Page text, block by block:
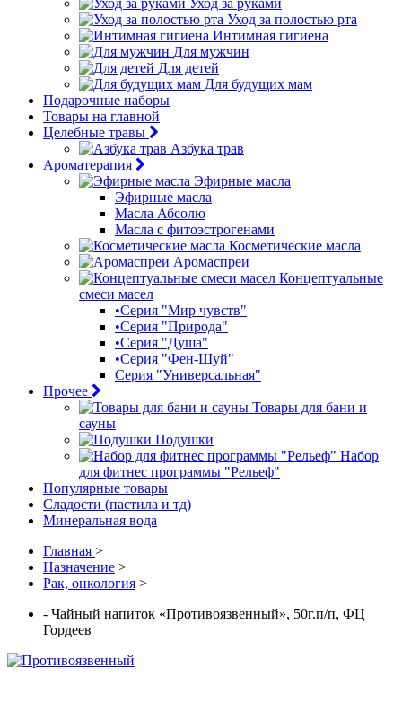
Уход за руками
Уход за полостью рта
Интимная гигиена
Для мужчин
Для детей
Для будущих мам
Подарочные наборы
Товары на главной
Целебные травы
Азбука трав
Ароматерапия
Эфирные масла
Эфирные масла
Масла Абсолю
Масла с фитоэстрогенами
Косметические масла
Аромаспреи
Концептуальные
смеси масел
•Серия "Мир чувств"
•Серия "Природа"
•Серия "Душа"
•Серия "Фен-Шуй"
Серия "Универсальная"
Прочее
Товары для бани и
сауны
Подушки
Набор
для фитнес программы "Рельеф"
Популярные товары
Сладости (пастила и тд)
Минеральная вода
Главная >
Назначение >
Рак, онкология >
- Чайный напиток «Противоязвенный», 50г.п/п, ФЦ
Гордеев